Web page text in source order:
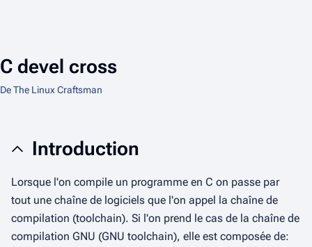
C devel cross
De The Linux Craftsman
Introduction
Lorsque l'on compile un programme en C on passe par
tout une chaîne de logiciels que l'on appel la chaîne de
compilation (toolchain). Si l'on prend le cas de la chaîne de
compilation GNU (GNU toolchain), elle est composée de: